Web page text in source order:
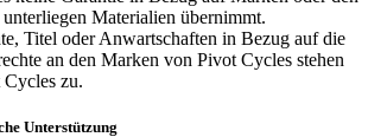
Materialien übernimmt.
Titel oder Anwartschaften in Bezug auf die
an den Marken von Pivot Cycles stehen
zu.
Unterstützung